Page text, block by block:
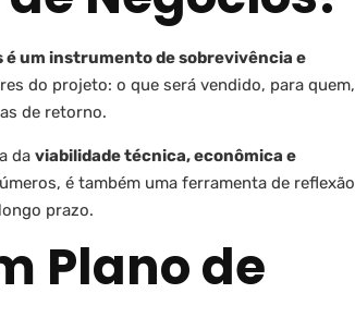
é um instrumento de sobrevivência e
do projeto: o que será vendido, para quem,
de retorno.
da viabilidade técnica, econômica e
é também uma ferramenta de reflexão
prazo.
Plano de